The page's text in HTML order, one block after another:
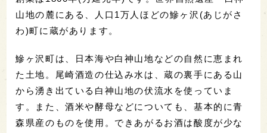
山地の麓にある、人口1万人ほどの鰺ヶ沢(あじがさ
わ)町に蔵があります。
鰺ヶ沢町は、日本海や白神山地などの自然に恵まれ
た土地。尾崎酒造の仕込み水は、蔵の裏手にある山
から湧き出ている白神山地の伏流水を使っていま
す。また、酒米や酵母などについても、基本的に青
森県産のものを使用。できあがるお酒は酸度が少な